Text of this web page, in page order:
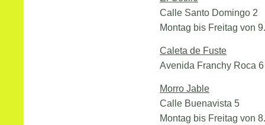
Calle Santo Domingo 2
Montag bis Freitag von
Caleta de Fuste
Avenida Franchy Roca 6
Morro Jable
Calle Buenavista 5
Montag bis Freitag von